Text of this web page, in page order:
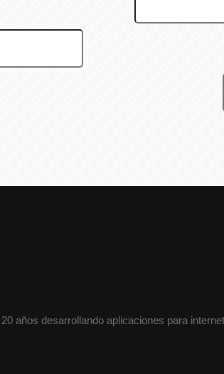
años desarrollando aplicaciones para